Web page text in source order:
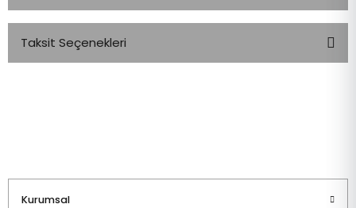
Taksit Seçenekleri
Kurumsal